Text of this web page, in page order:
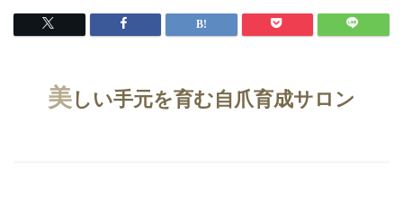
美しい手元を育む自爪育成サロン